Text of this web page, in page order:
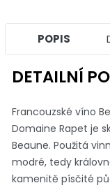
POPIS
DETAILNÍ
Francouzské víno
Domaine Rapet je
Beaune. Použitá
modré, tedy
kamenitě písčité